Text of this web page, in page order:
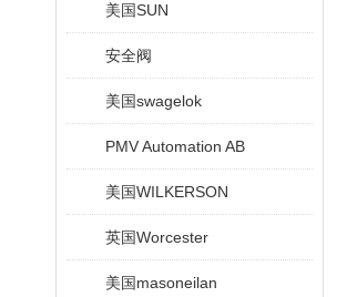
美国SUN
安全阀
美国swagelok
PMV Automation AB
美国WILKERSON
英国Worcester
美国masoneilan